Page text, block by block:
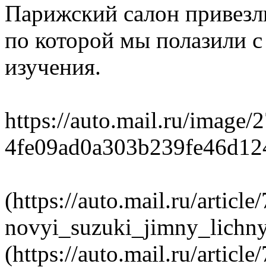
Парижский салон
по которой мы полазили
изучения.
https://auto.mail.ru/image/
(https://auto.mail.ru/
(https://auto.mail.ru/